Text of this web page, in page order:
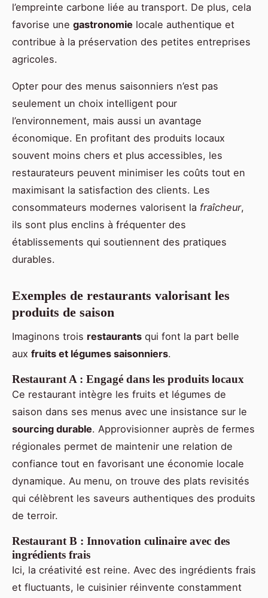
l’empreinte carbone liée au transport. De plus, cela
favorise une gastronomie locale authentique et
contribue à la préservation des petites entreprises
agricoles.
Opter pour des menus saisonniers n’est pas
seulement un choix intelligent pour
l’environnement, mais aussi un avantage
économique. En profitant des produits locaux
souvent moins chers et plus accessibles, les
restaurateurs peuvent minimiser les coûts tout en
maximisant la satisfaction des clients. Les
consommateurs modernes valorisent la fraîcheur,
ils sont plus enclins à fréquenter des
établissements qui soutiennent des pratiques
durables.
Exemples de restaurants valorisant les
produits de saison
Imaginons trois restaurants qui font la part belle
aux fruits et légumes saisonniers.
Restaurant A : Engagé dans les produits locaux
Ce restaurant intègre les fruits et légumes de
saison dans ses menus avec une insistance sur le
sourcing durable. Approvisionner auprès de fermes
régionales permet de maintenir une relation de
confiance tout en favorisant une économie locale
dynamique. Au menu, on trouve des plats revisités
qui célèbrent les saveurs authentiques des produits
de terroir.
Restaurant B : Innovation culinaire avec des
ingrédients frais
Ici, la créativité est reine. Avec des ingrédients frais
et fluctuants, le cuisinier réinvente constamment